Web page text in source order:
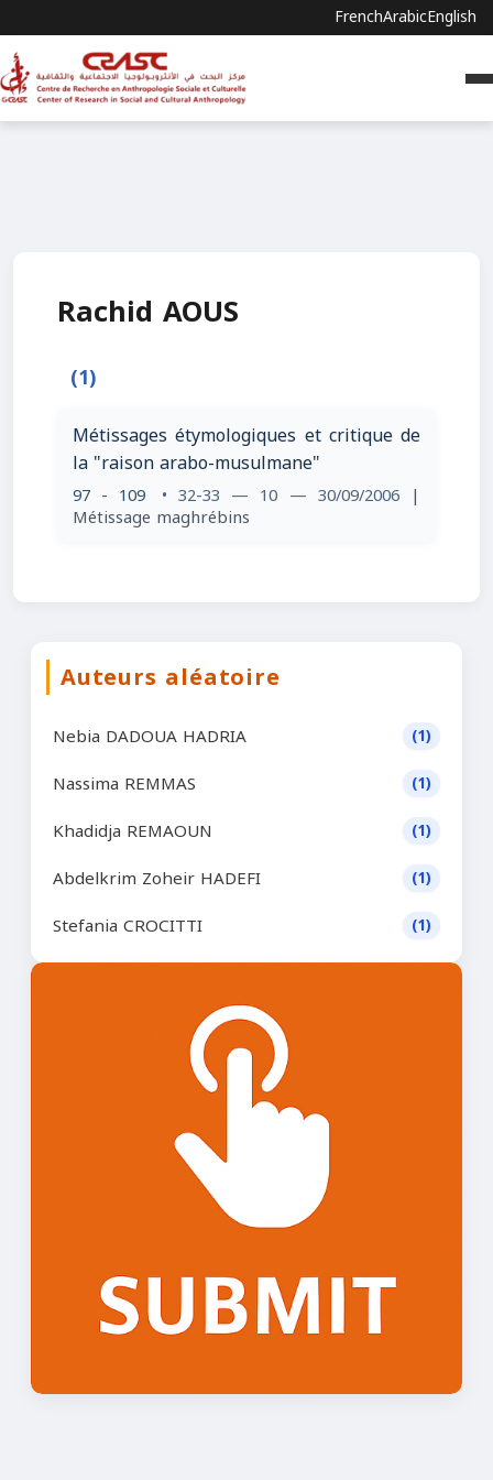
FrenchArabicEnglish
Rachid AOUS
(1)
Métissages étymologiques et critique de
la "raison arabo-musulmane"
97 - 109 • 32-33 — 10 — 30/09/2006 |
Métissage maghrébins
Auteurs aléatoire
Nebia DADOUA HADRIA (1)
Nassima REMMAS (1)
Khadidja REMAOUN (1)
Abdelkrim Zoheir HADEFI (1)
Stefania CROCITTI (1)